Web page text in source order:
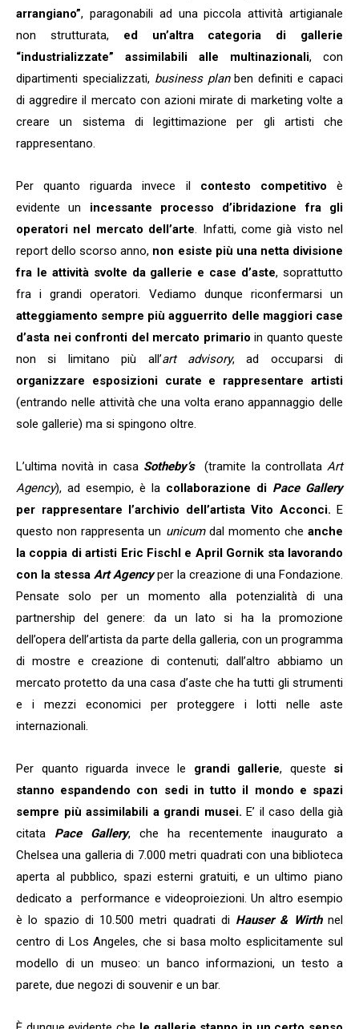
arrangiano”, paragonabili ad una piccola attività artigianale
non strutturata, ed un’altra categoria di gallerie
“industrializzate” assimilabili alle multinazionali, con
dipartimenti specializzati, business planben definiti e capaci
di aggredire il mercato con azioni mirate di marketing volte a
creare un sistema di legittimazione per gli artisti che
rappresentano.
Per quanto riguarda invece il contesto competitivo è
evidente un incessante processo d’ibridazione fra gli
operatori nel mercato dell’arte . Infatti, come già visto nel
report dello scorso anno, non esiste più una netta divisione
fra le attività svolte da gallerie e case d’aste, soprattutto
fra i grandi operatori. Vediamo dunque riconfermarsi un
atteggiamento sempre più agguerrito delle maggiori case
d’asta nei confronti del mercato primario in quanto queste
non si limitano più all’art advisory, ad occuparsi di
organizzare esposizioni curate e rappresentare artisti
(entrando nelle attività che una volta erano appannaggio delle
sole gallerie) ma si spingono oltre.
L’ultima novità in casa Sotheby’s (tramite la controllata Art
Agency), ad esempio, è la collaborazione di Pace Gallery
per rappresentare l’archivio dell’artista Vito Acconci. E
questo non rappresenta un unicumdal momento che anche
la coppia di artisti Eric Fischl e April Gornik sta lavorando
con la stessa Art Agencyper la creazione di una Fondazione.
Pensate solo per un momento alla potenzialità di una
partnership del genere: da un lato si ha la promozione
dell’opera dell’artista da parte della galleria, con un programma
di mostre e creazione di contenuti; dall’altro abbiamo un
mercato protetto da una casa d’aste che ha tutti gli strumenti
e i mezzi economici per proteggere i lotti nelle aste
internazionali.
Per quanto riguarda invece le grandi gallerie, queste si
stanno espandendo con sedi in tutto il mondo e spazi
sempre più assimilabili a grandi musei. E’ il caso della già
citata Pace Gallery, che ha recentemente inaugurato a
Chelsea una galleria di 7.000 metri quadrati con una biblioteca
aperta al pubblico, spazi esterni gratuiti, e un ultimo piano
dedicato a performance e videoproiezioni. Un altro esempio
è lo spazio di 10.500 metri quadrati di Hauser & Wirthnel
centro di Los Angeles, che si basa molto esplicitamente sul
modello di un museo: un banco informazioni, un testo a
parete, due negozi di souvenir e un bar.